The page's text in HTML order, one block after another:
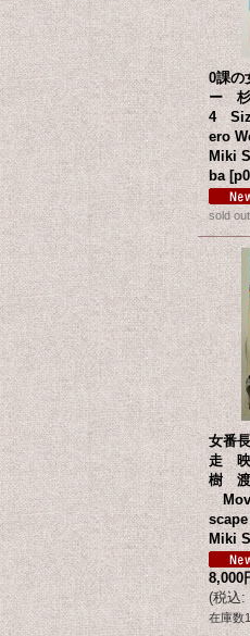
0課の
ー
4
ero
Miki
ba [
sold out
女番
走 映
樹
Miki
8,000
(税込:
在庫数1